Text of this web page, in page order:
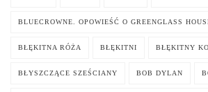
BLUECROWNE. OPOWIEŚĆ O GREENGLASS
BŁĘKITNA RÓŻA BŁĘKITNI BŁĘKITNY
BŁYSZCZĄCE SZEŚCIANY BOB DYLAN